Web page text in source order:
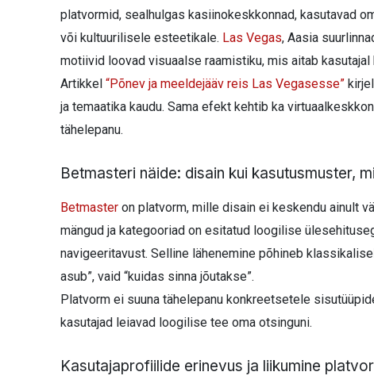
platvormid, sealhulgas kasiinokeskkonnad, kasutavad
või kultuurilisele esteetikale. Las Vegas, Aasia
motiivid loovad visuaalse raamistiku, mis aitab
Artikkel “Põnev ja meeldejääv reis Las Vegasesse”
ja temaatika kaudu. Sama efekt kehtib ka
tähelepanu.
Betmasteri näide: disain kui kasutusmuster,
Betmaster on platvorm, mille disain ei keskendu ainult
mängud ja kategooriad on esitatud loogilise
navigeeritavust. Selline lähenemine põhineb
asub”, vaid “kuidas sinna jõutakse”.
Platvorm ei suuna tähelepanu konkreetsetele
kasutajad leiavad loogilise tee oma otsinguni.
Kasutajaprofiilide erinevus ja liikumine